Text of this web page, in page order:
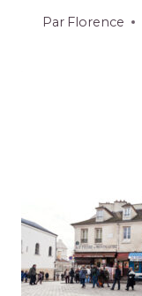
Par Florence